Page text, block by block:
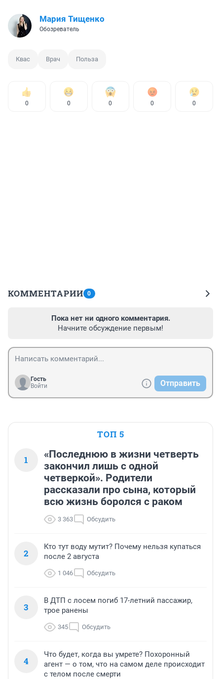
Мария Тищенко
Обозреватель
Квас Врач Польза
0 0 0 0 0
КОММЕНТАРИИ 0
Пока нет ни одного комментария.
Начните обсуждение первым!
Гость
Войти
Отправить
ТОП 5
1
«Последнюю в жизни четверть
закончил лишь с одной
четверкой». Родители
рассказали про сына, который
всю жизнь боролся с раком
3 363 Обсудить
2
Кто тут воду мутит? Почему нельзя купаться
после 2 августа
1 046 Обсудить
3
В ДТП с лосем погиб 17-летний пассажир,
трое ранены
345 Обсудить
4
Что будет, когда вы умрете? Похоронный
агент — о том, что на самом деле происходит
с телом после смерти